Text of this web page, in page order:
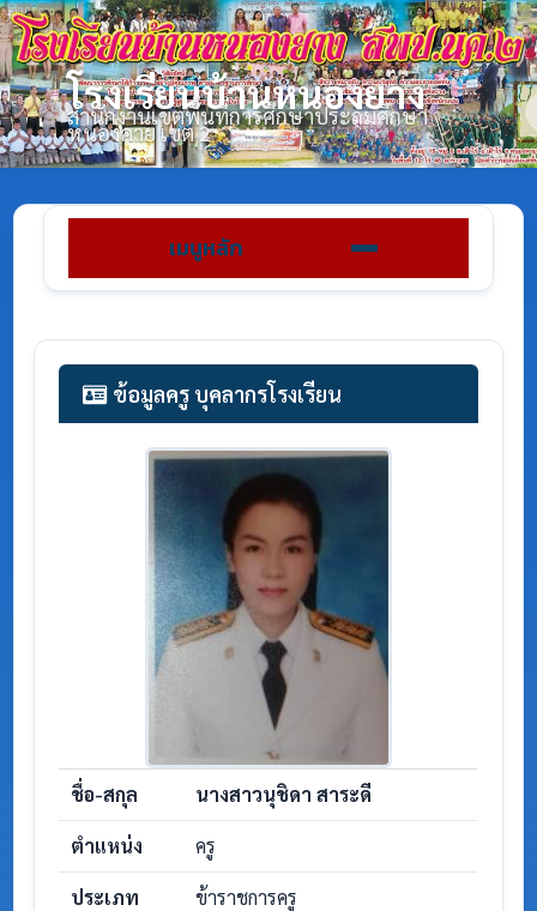
โรงเรียนบ้านหนองยาง
สำนักงานเขตพื้นที่การศึกษาประถมศึกษา
หนองคาย เขต 2
เมนูหลัก
ข้อมูลครู บุคลากรโรงเรียน
ชื่อ-สกุล นางสาวนุชิดา สาระดี
ตำแหน่ง ครู
ประเภท ข้าราชการครู